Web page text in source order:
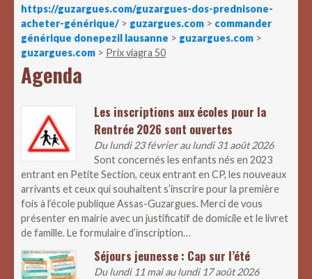
https://guzargues.com/guzargues-dos-prednisone-
acheter-générique/ > guzargues.com > commander
générique donepezil lausanne > guzargues.com >
guzargues.com > Prix viagra 50
Agenda
Les inscriptions aux écoles pour la
Rentrée 2026 sont ouvertes
Du lundi 23 février au lundi 31 août 2026
Sont concernés les enfants nés en 2023
entrant en Petite Section, ceux entrant en CP, les nouveaux
arrivants et ceux qui souhaitent s’inscrire pour la première
fois à l’école publique Assas-Guzargues. Merci de vous
présenter en mairie avec un justificatif de domicile et le livret
de famille. Le formulaire d’inscription…
Séjours jeunesse : Cap sur l’été
Du lundi 11 mai au lundi 17 août 2026